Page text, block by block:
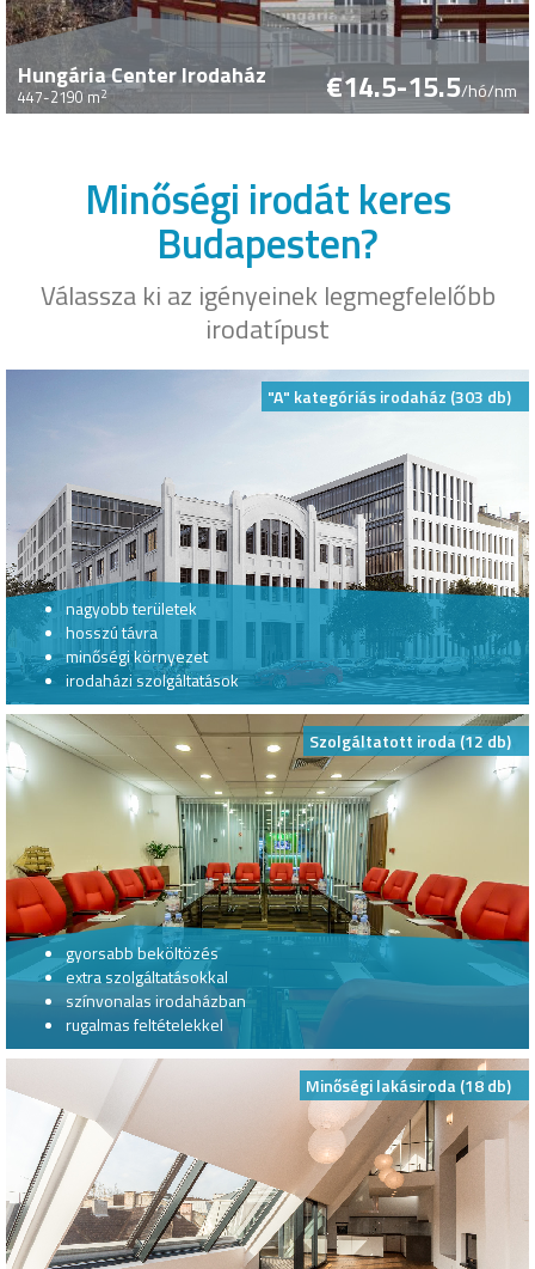
Hungária Center Irodaház
447-2190 m2 €14.5-15.5/hó/nm
Minőségi irodát keres
Budapesten?
Válassza ki az igényeinek legmegfelelőbb
irodatípust
"A" kategóriás irodaház (303 db)
nagyobb területek
hosszú távra
minőségi környezet
irodaházi szolgáltatások
Szolgáltatott iroda (12 db)
gyorsabb beköltözés
extra szolgáltatásokkal
színvonalas irodaházban
rugalmas feltételekkel
Minőségi lakásiroda (18 db)